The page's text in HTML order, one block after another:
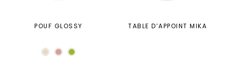
POUF GLOSSY TABLE D’APPOINT MIKA